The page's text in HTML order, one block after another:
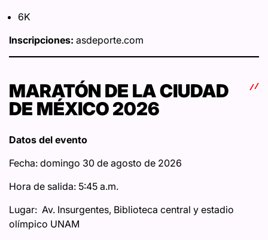
6K
Inscripciones: asdeporte.com
MARATÓN DE LA CIUDAD
DE MÉXICO 2026
Datos del evento
Fecha: domingo 30 de agosto de 2026
Hora de salida: 5:45 a.m.
Lugar: Av. Insurgentes, Biblioteca central y estadio
olímpico UNAM